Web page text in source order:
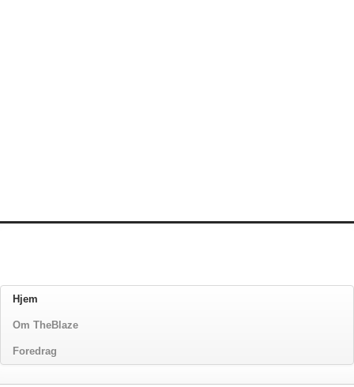
Hjem
Om TheBlaze
Foredrag